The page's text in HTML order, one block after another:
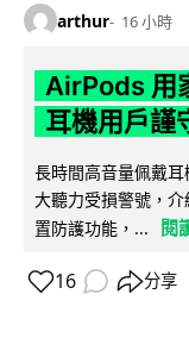
arthur 16 小時
AirPods 用
耳機用戶
長時間高音量佩戴
大聽力受損警號，
置防護功能，...
閱
16 分享